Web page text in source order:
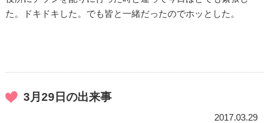
た。ドキドキした。でも皆と一緒だったのでホッとした。
3月29日の出来事
2017.03.29